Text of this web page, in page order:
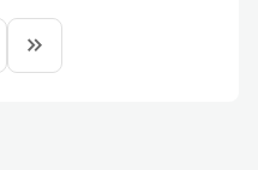
keyboard_double_arrow_right